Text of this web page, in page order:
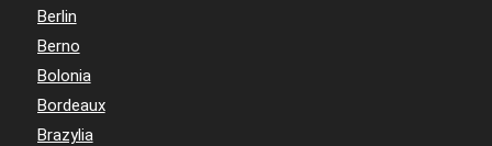
Berlin
Berno
Bolonia
Bordeaux
Brazylia